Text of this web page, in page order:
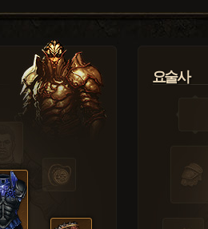
요술사